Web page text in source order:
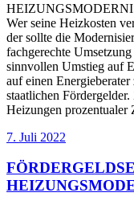
Wer seine Heizkosten
der sollte die
fachgerechte
sinnvollen Umstieg auf
auf einen
staatlichen
Heizungen
7. Juli 2022